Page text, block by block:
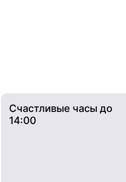
Счастливые часы до
14:00